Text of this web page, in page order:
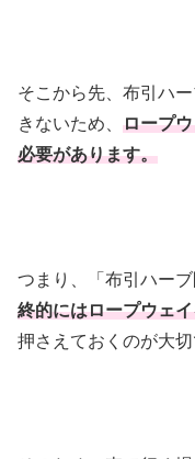
そこから先、布引ハ
きないため、 ロープ
必要があります。
つまり、「布引ハー
終的にはロープウェ
押さえておくのが大切